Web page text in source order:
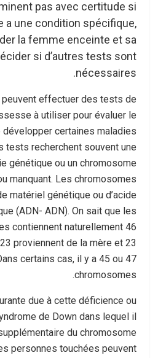
pas avec certitude si
a une condition spécifique,
la femme enceinte et sa
si d’autres tests sont
nécessaires.
effectuer des tests de
à utiliser pour évaluer le
développer certaines maladies
tests recherchent souvent une
génétique ou un chromosome
manquant. Les chromosomes
matériel génétique ou d’acide
(ADN- ADN). On sait que les
contiennent naturellement 46
proviennent de la mère et 23
certains cas, il y a 45 ou 47
chromosomes.
due à cette déficience ou
de Down dans lequel il
du chromosome
personnes touchées peuvent